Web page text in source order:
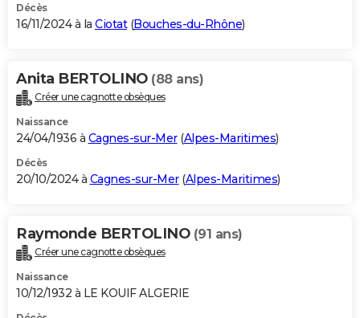
Décès
16/11/2024 à la Ciotat(Bouches-du-Rhône)
Anita BERTOLINO (88 ans)
Créer une cagnotte obsèques
Naissance
24/04/1936 à Cagnes-sur-Mer(Alpes-Maritimes)
Décès
20/10/2024 à Cagnes-sur-Mer(Alpes-Maritimes)
Raymonde BERTOLINO (91 ans)
Créer une cagnotte obsèques
Naissance
10/12/1932 à LE KOUIF ALGERIE